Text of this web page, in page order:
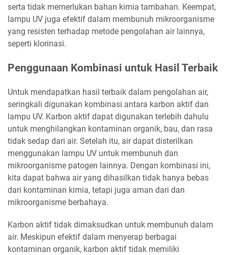
serta tidak memerlukan bahan kimia tambahan. Keempat,
lampu UV juga efektif dalam membunuh mikroorganisme
yang resisten terhadap metode pengolahan air lainnya,
seperti klorinasi.
Penggunaan Kombinasi untuk Hasil Terbaik
Untuk mendapatkan hasil terbaik dalam pengolahan air,
seringkali digunakan kombinasi antara karbon aktif dan
lampu UV. Karbon aktif dapat digunakan terlebih dahulu
untuk menghilangkan kontaminan organik, bau, dan rasa
tidak sedap dari air. Setelah itu, air dapat disterilkan
menggunakan lampu UV untuk membunuh dan
mikroorganisme patogen lainnya. Dengan kombinasi ini,
kita dapat bahwa air yang dihasilkan tidak hanya bebas
dari kontaminan kimia, tetapi juga aman dari dan
mikroorganisme berbahaya.
Karbon aktif tidak dimaksudkan untuk membunuh dalam
air. Meskipun efektif dalam menyerap berbagai
kontaminan organik, karbon aktif tidak memiliki